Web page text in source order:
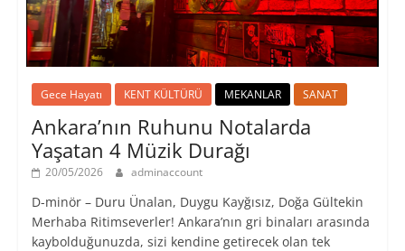
Gece Hayatı KENT KÜLTÜRÜ MEKANLAR SANAT
Ankara’nın Ruhunu Notalarda
Yaşatan 4 Müzik Durağı
20/05/2026 adminaccount
D-minör – Duru Ünalan, Duygu Kayğısız, Doğa Gültekin
Merhaba Ritimseverler! Ankara’nın gri binaları arasında
kaybolduğunuzda, sizi kendine getirecek olan tek